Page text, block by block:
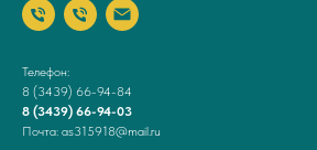
Телефон:
8 (3439) 66-94-84
8 (3439) 66-94-03
Почта: as315918@mail.ru